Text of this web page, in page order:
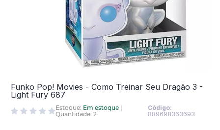
Funko Pop! Movies - Como Treinar Seu Dragão 3 -
Light Fury 687
Estoque: Em estoque |
Quantidade: 2
Código:
889698363693